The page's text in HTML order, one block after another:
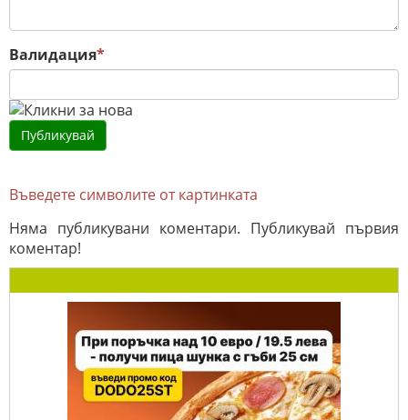
Валидация*
Въведете символите от картинката
Няма публикувани коментари. Публикувай първия
коментар!